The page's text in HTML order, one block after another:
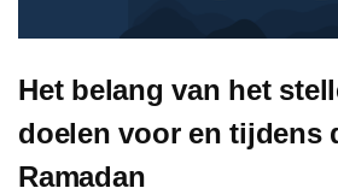
Het belang van het
doelen voor en tijdens
Ramadan